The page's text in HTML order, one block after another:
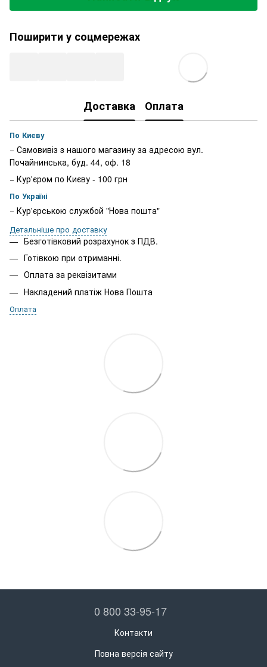
Поширити у соцмережах
Доставка Оплата
По Києву
− Самовивіз з нашого магазину за адресою вул.
Почайнинська, буд. 44, оф. 18
− Кур'єром по Києву - 100 грн
По Україні
− Кур'єрською службой "Нова пошта"
Детальніше про доставку
Безготівковий розрахунок з ПДВ.
Готівкою при отриманні.
Оплата за реквізитами
Накладений платіж Нова Пошта
Оплата
0 800 33-95-17
Контакти
Повна версія сайту